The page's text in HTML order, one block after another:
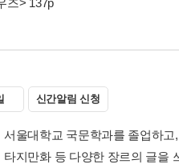
신간알림 신청
서울대학교 국문학과를 졸업하
타지만화 등 다양한 장르의 글을